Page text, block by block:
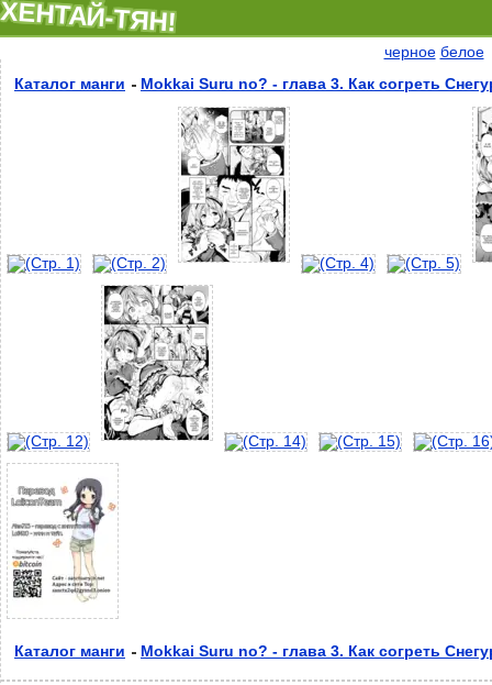
ХЕНТАЙ-ТЯН!
черное белое
Каталог манги
Mokkai Suru no? - глава 3. Как согреть
Каталог манги Mokkai Suru no? - глава 3. Как согреть